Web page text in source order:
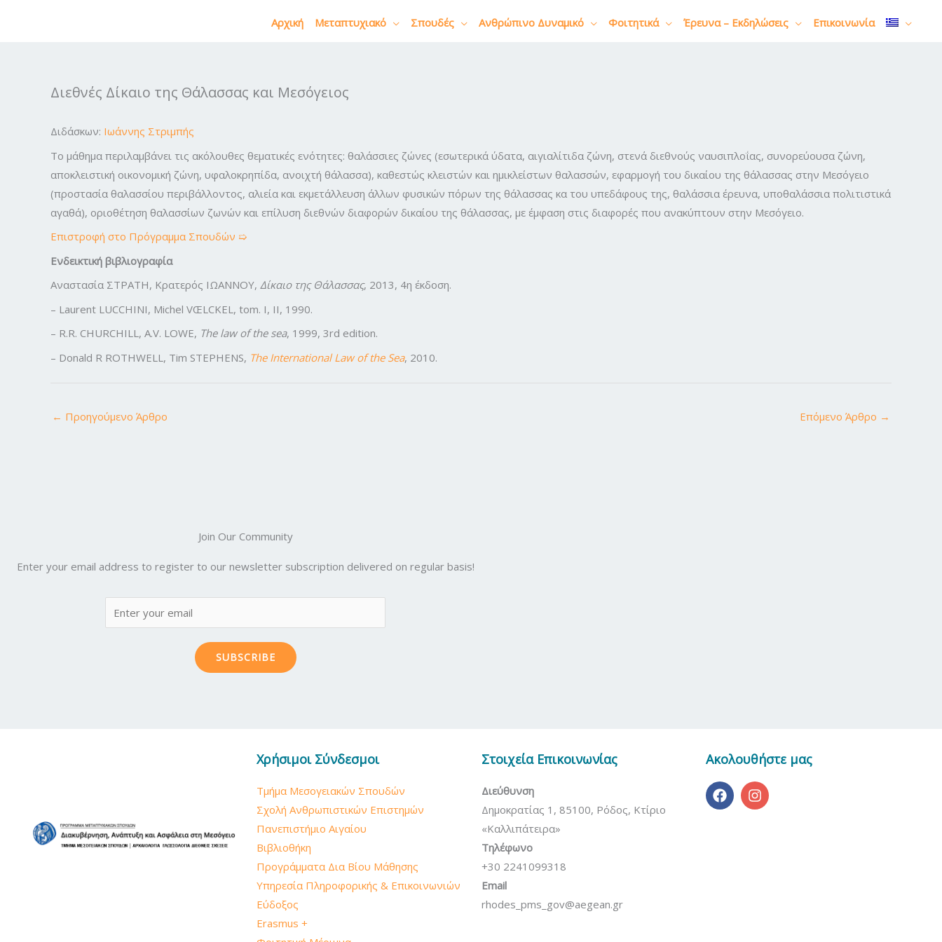
Αρχική Μεταπτυχιακό Σπουδές Ανθρώπινο Δυναμικό Φοιτητικά Έρευνα – Εκδηλώσεις Επικοινωνία
Διεθνές Δίκαιο της Θάλασσας και Μεσόγειος
Διδάσκων: Ιωάννης Στριμπής
Το μάθημα περιλαμβάνει τις ακόλουθες θεματικές ενότητες: θαλάσσιες ζώνες (εσωτερικά ύδατα, αιγιαλίτιδα ζώνη, στενά διεθνούς ναυσιπλοΐας, συνορεύουσα ζώνη,
αποκλειστική οικονομική ζώνη, υφαλοκρηπίδα, ανοιχτή θάλασσα), καθεστώς κλειστών και ημικλείστων θαλασσών, εφαρμογή του δικαίου της θάλασσας στην Μεσόγειο
(προστασία θαλασσίου περιβάλλοντος, αλιεία και εκμετάλλευση άλλων φυσικών πόρων της θάλασσας κα του υπεδάφους της, θαλάσσια έρευνα, υποθαλάσσια πολιτιστικά
αγαθά), οριοθέτηση θαλασσίων ζωνών και επίλυση διεθνών διαφορών δικαίου της θάλασσας, με έμφαση στις διαφορές που ανακύπτουν στην Μεσόγειο.
Επιστροφή στο Πρόγραμμα Σπουδών ➯
Ενδεικτική βιβλιογραφία
Αναστασία ΣΤΡΑΤΗ, Κρατερός ΙΩΑΝΝΟΥ, Δίκαιο της Θάλασσας, 2013, 4η έκδοση.
– Laurent LUCCHINI, Michel VŒLCKEL, tom. I, II, 1990.
– R.R. CHURCHILL, A.V. LOWE, The law of the sea, 1999, 3rd edition.
– Donald R ROTHWELL, Tim STEPHENS, The International Law of the Sea, 2010.
← Προηγούμενο Άρθρο Επόμενο Άρθρο →
Join Our Community
Enter your email address to register to our newsletter subscription delivered on regular basis!
SUBSCRIBE
Χρήσιμοι Σύνδεσμοι
Τμήμα Μεσογειακών Σπουδών
Σχολή Ανθρωπιστικών Επιστημών
Πανεπιστήμιο Αιγαίου
Βιβλιοθήκη
Προγράμματα Δια Βίου Μάθησης
Υπηρεσία Πληροφορικής & Επικοινωνιών
Εύδοξος
Erasmus +
Στοιχεία Επικοινωνίας
Διεύθυνση
Δημοκρατίας 1, 85100, Ρόδος, Κτίριο
«Καλλιπάτειρα»
Τηλέφωνο
+30 2241099318
Email
rhodes_pms_gov@aegean.gr
Ακολουθήστε μας